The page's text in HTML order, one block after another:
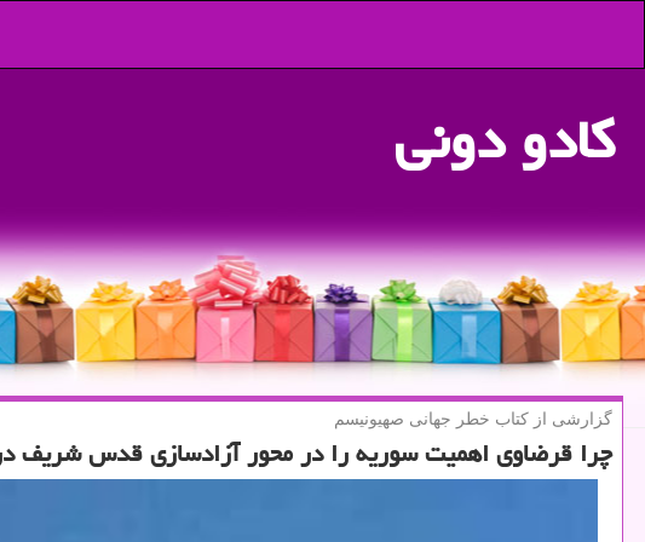
كادو دونی
گزارشی از كتاب خطر جهانی صهیونیسم
چرا قرضاوی اهمیت سوریه را در محور آزادسازی قدس شریف